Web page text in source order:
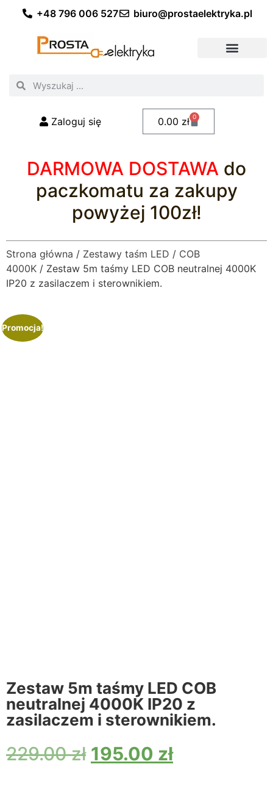
+48 796 006 527 biuro@prostaelektryka.pl
Zaloguj się 0.00 zł 0
DARMOWA DOSTAWA do
paczkomatu za zakupy
powyżej 100zł!
Strona główna / Zestawy taśm LED / COB
4000K / Zestaw 5m taśmy LED COB neutralnej 4000K
IP20 z zasilaczem i sterownikiem.
Promocja!
Zestaw 5m taśmy LED COB
neutralnej 4000K IP20 z
zasilaczem i sterownikiem.
229.00zł 195.00 zł